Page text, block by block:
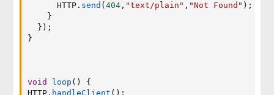
      HTTP
. send (404 , "text/plain" , "Not Found" ) ;
}
} ) ;
}
void loop ( )
{
HTTP . handleClient ( ) ;